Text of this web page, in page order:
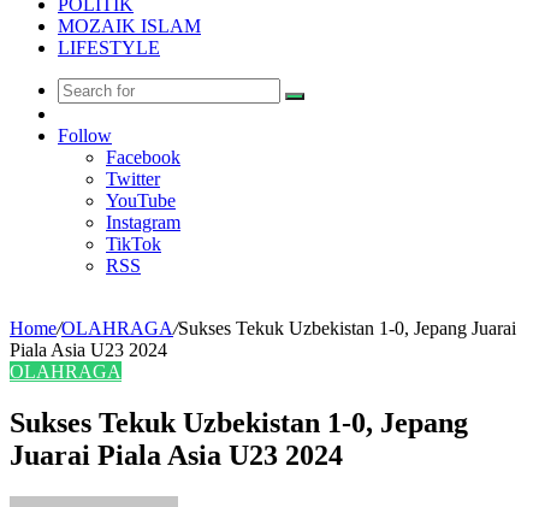
POLITIK
MOZAIK ISLAM
LIFESTYLE
Search
Article
Follow
Facebook
Twitter
YouTube
Instagram
TikTok
RSS
Home/OLAHRAGA/Sukses Tekuk Uzbekistan 1-0, Jepang Juarai
Piala Asia U23 2024
OLAHRAGA
Sukses Tekuk Uzbekistan 1-0, Jepang
Juarai Piala Asia U23 2024